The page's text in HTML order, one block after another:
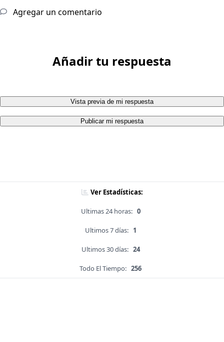
Agregar un comentario
Añadir tu respuesta
Vista previa de mi respuesta
Publicar mi respuesta
Ver Estadísticas:
Ultimas 24 horas: 0
Ultimos 7 días: 1
Ultimos 30 días: 24
Todo El Tiempo: 256